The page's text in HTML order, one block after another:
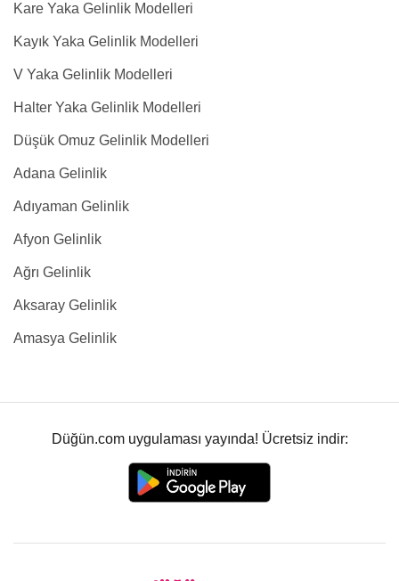
Kare Yaka Gelinlik Modelleri
Kayık Yaka Gelinlik Modelleri
V Yaka Gelinlik Modelleri
Halter Yaka Gelinlik Modelleri
Düşük Omuz Gelinlik Modelleri
Adana Gelinlik
Adıyaman Gelinlik
Afyon Gelinlik
Ağrı Gelinlik
Aksaray Gelinlik
Amasya Gelinlik
Düğün.com uygulaması yayında! Ücretsiz indir: